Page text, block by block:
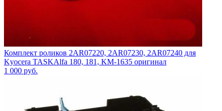
Комплект роликов 2AR07220, 2AR07230, 2AR07240 для
Kyocera TASKAlfa 180, 181, KM-1635 оригинал
1 000 руб.